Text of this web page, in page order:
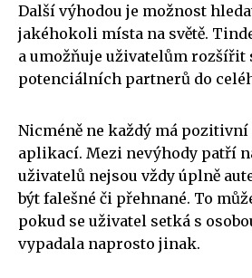
Další výhodou je možnost
jakéhokoli místa na světě.
a umožňuje uživatelům rozšířit
potenciálních partnerů do
Nicméně ne každý má
aplikací. Mezi nevýhody patří
uživatelů nejsou vždy úplně
být falešné či přehnané. To
pokud se uživatel setká s
vypadala naprosto jinak.